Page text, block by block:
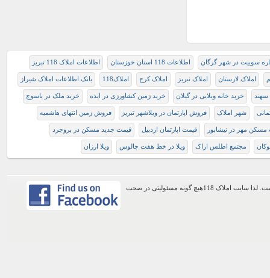
سوییت در شهر گرگان اطلاعات 118 استان خوزستان اطلاعات املاک 118 تبریز
املاک لارستان املاک نبریز املاک کرج املاک118 بانک اطلاعات املاک شیراز
سهند خرید خانه ویلایی در گیلان خرید زمین کشاورزی در ایذه خرید ملک در یاسوج
شهر املاک فروش اپارتمان در ويلاشهر تبريز فروش زمین انتهای هاشمیه
مسكن مهر در نيشابور قیمت اپارتمان اردبیل قیمت جدید مسکن در بروجرد
مجتمع اطلس اراک ويلا در خط هفت چالوس ویلا ارزان
اطلاعات موجود در این وب سایت از طریق کاربران عمومی سایت ثبت شده است. لذا سایت املاک 118هیچ گونه مسئولیتی در صحت